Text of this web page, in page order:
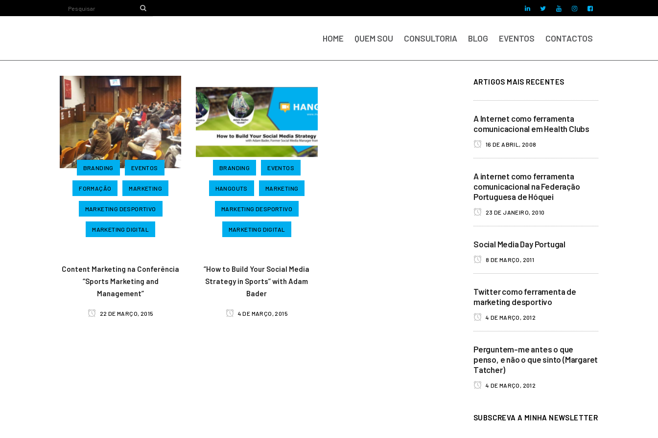
HOME QUEM SOU CONSULTORIA BLOG EVENTOS CONTACTOS
BRANDING EVENTOS
FORMAÇÃO MARKETING
MARKETING DESPORTIVO
MARKETING DIGITAL
Content Marketing na Conferência
“Sports Marketing and
Management”
22 DE MARÇO, 2015
BRANDING EVENTOS
HANGOUTS MARKETING
MARKETING DESPORTIVO
MARKETING DIGITAL
“How to Build Your Social Media
Strategy in Sports” with Adam
Bader
4 DE MARÇO, 2015
ARTIGOS MAIS RECENTES
A Internet como ferramenta
comunicacional em Health Clubs
16 DE ABRIL, 2008
A internet como ferramenta
comunicacional na Federação
Portuguesa de Hóquei
23 DE JANEIRO, 2010
Social Media Day Portugal
8 DE MARÇO, 2011
Twitter como ferramenta de
marketing desportivo
4 DE MARÇO, 2012
Perguntem-me antes o que
penso, e não o que sinto (Margaret
Tatcher)
4 DE MARÇO, 2012
SUBSCREVA A MINHA NEWSLETTER